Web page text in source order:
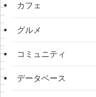
カフェ
グルメ
コミュニティ
データベース